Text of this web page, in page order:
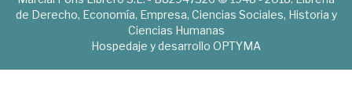
de Derecho, Economía, Empresa, Ciencias Sociales, Historia y
Ciencias Humanas
Hospedaje y desarrollo OPTYMA